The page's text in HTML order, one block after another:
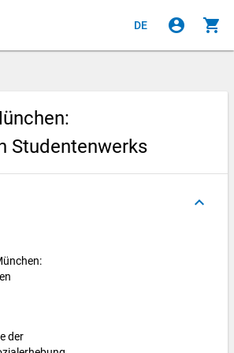
DE account_circle shopping_cart
Studentenwerks
keyboard_arrow_up
der